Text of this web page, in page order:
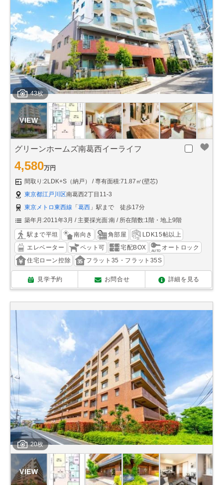
43枚
グリーンホームズ南葛西イーライフ
4,580万円
間取り:2LDK+S（納戸）
専有面積:71.87㎡(壁芯)
東京都江戸川区南葛西2丁目11-3
東京メトロ東西線 「葛西 」駅まで 徒歩17分
築年月:2011年3月
主要採光面:南 所在階数:1階・地上9階
駅まで平坦 南向き 角部屋
LDK15帖以上
エレベーター
ペット可 宅配BOX
オートロック
住宅ローン控除
フラット35・フラット35S
見学予約 お問合せ 詳細を見る
20枚